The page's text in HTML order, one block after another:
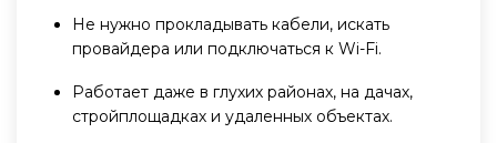
Не нужно прокладывать кабели, искать
провайдера или подключаться к Wi-Fi.
Работает даже в глухих районах, на дачах,
стройплощадках и удаленных объектах.